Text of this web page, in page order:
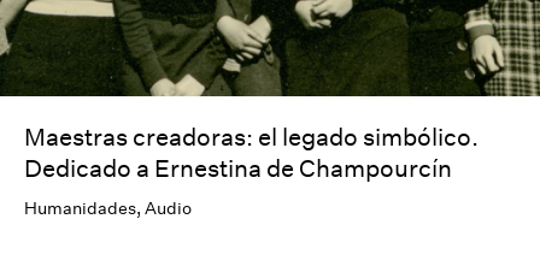
Maestras creadoras: el legado simbólico.
Dedicado a Ernestina de Champourcín
Humanidades, Audio